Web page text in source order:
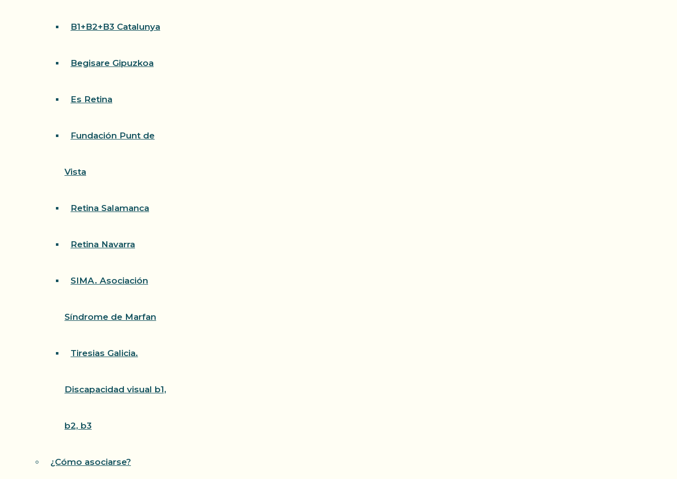
B1+B2+B3 Catalunya
Begisare Gipuzkoa
Es Retina
Fundación Punt de
Vista
Retina Salamanca
Retina Navarra
SIMA. Asociación
Síndrome de Marfan
Tiresias Galicia.
Discapacidad visual b1,
b2, b3
¿Cómo asociarse?